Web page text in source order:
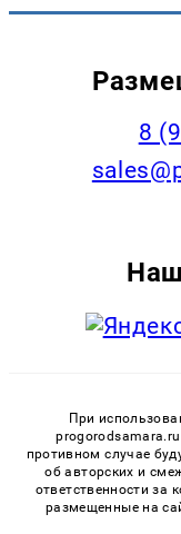
8
При
progorodsamara.ru
противном случае
об авторских и
ответственности за
размещенные на